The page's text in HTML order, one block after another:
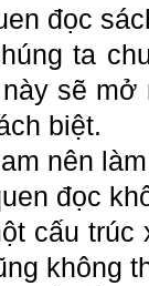
đọc
ta
sẽ mở
biệt.
nên
đọc
cấu trúc
không